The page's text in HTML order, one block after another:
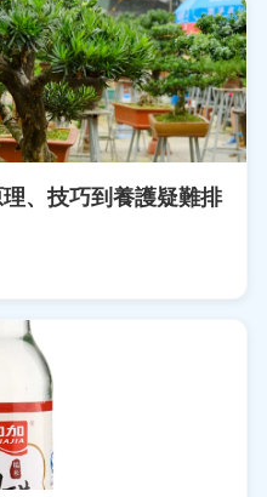
、技巧到養護疑難排